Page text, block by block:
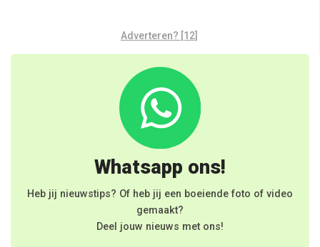
Adverteren? [12]
Whatsapp ons!
Heb jij nieuwstips? Of heb jij een boeiende foto of video
gemaakt?
Deel jouw nieuws met ons!